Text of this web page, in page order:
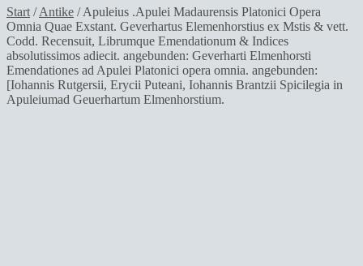
Start /Antike /Apuleius .Apulei Madaurensis Platonici Opera
Omnia Quae Exstant. Geverhartus Elemenhorstius ex Mstis & vett.
Codd. Recensuit, Librumque Emendationum & Indices
absolutissimos adiecit. angebunden: Geverharti Elmenhorsti
Emendationes ad Apulei Platonici opera omnia. angebunden:
[Iohannis Rutgersii, Erycii Puteani, Iohannis Brantzii Spicilegia in
Apuleiumad Geuerhartum Elmenhorstium.